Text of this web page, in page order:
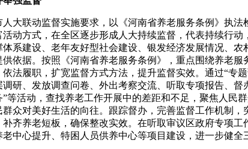
联动监督实施要求，以《河南省养老服务条例》执法
动方式，在全区逐步形成人大持续监督，代表持续行
系建设、老年友好型社会建设、银发经济发展情况、
依据。按照《河南省养老服务条例》，重点围绕养老
法履职，扩宽监督方式方法，提升监督实效。通过“专
研、发放调查问卷、外出考察交流、听取专项报告、
等活动，查找养老工作开展中的差距和不足，聚焦人
众对美好生活的向往。跟踪督办，完善监督工作机制
齐养老短板，确保整改实效。在听取审议区政府专项
中心提升、特困人员供养中心等项目建设，进一步健全